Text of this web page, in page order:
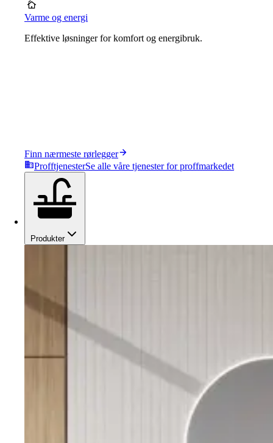
Varme og energi
Effektive løsninger for komfort og energibruk.
Finn nærmeste rørlegger
ProfftjenesterSe alle våre tjenester for proffmarkedet
Produkter